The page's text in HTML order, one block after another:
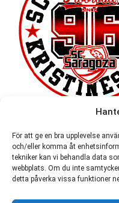
För att ge en bra upplevelse
och/eller komma åt
tekniker kan vi behandla data
webbplats. Om du inte
detta påverka vissa funktioner